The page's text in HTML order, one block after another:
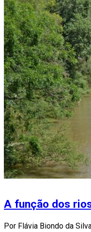
A função dos
Por Flávia Biondo da